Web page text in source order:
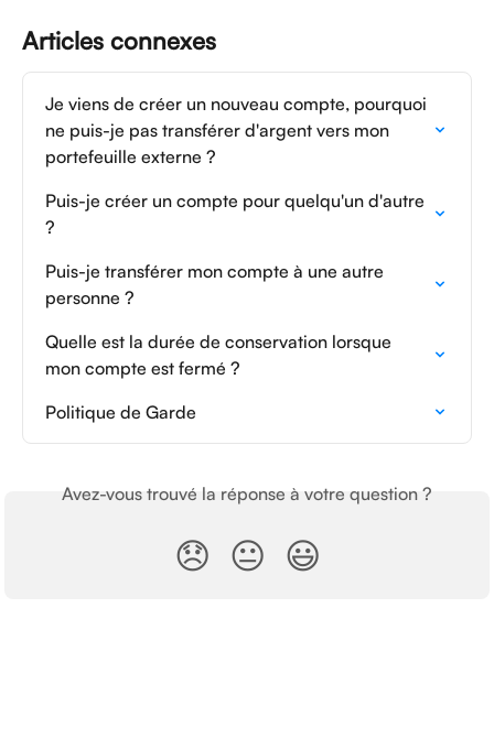
Articles connexes
Je viens de créer un nouveau compte, pourquoi
ne puis-je pas transférer d'argent vers mon
portefeuille externe ?
Puis-je créer un compte pour quelqu'un d'autre
?
Puis-je transférer mon compte à une autre
personne ?
Quelle est la durée de conservation lorsque
mon compte est fermé ?
Politique de Garde
Avez-vous trouvé la réponse à votre question ?
😞 😐 😃